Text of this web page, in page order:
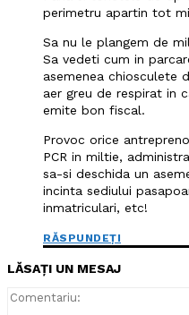
perimetru apartin tot
Sa nu le plangem de
Sa vedeti cum in
asemenea chiosculete
aer greu de respirat in
emite bon fiscal.
Provoc orice
PCR in miltie,
sa-si deschida un
incinta sediului
inmatriculari, etc!
RĂSPUNDEȚI
LĂSAȚI UN MESAJ